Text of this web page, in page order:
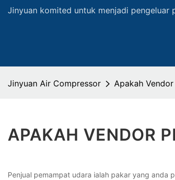
Jinyuan komited untuk menjadi pengeluar
Jinyuan Air Compressor Apakah
APAKAH VENDOR
Penjual pemampat udara ialah pakar yang anda